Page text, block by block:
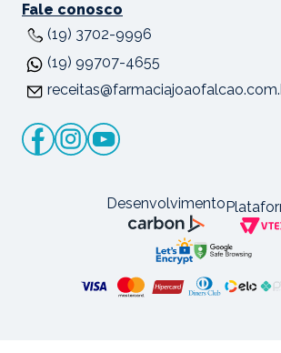
Fale conosco
(19) 3702-9996
(19) 99707-4655
Desenvolvimento